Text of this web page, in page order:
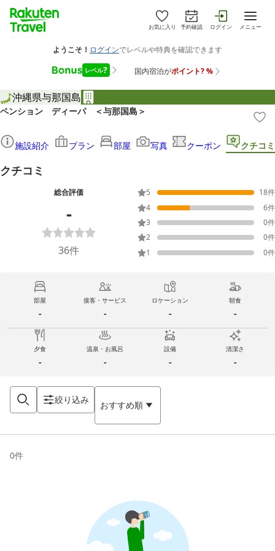
お気に入り 予約確認 ログイン メニュー
沖縄県与那国島
ペンション ディーパ ＜与那国島＞
施設紹介 プラン 部屋 写真 クーポン クチコミ
クチコミ
総合評価
-
36件
5 18件
4
6件
3
0件
2
0件
1
0件
部屋
-
接客・サービス
-
ロケーション
-
朝食
-
夕食
-
温泉・お風呂
-
設備
-
清潔さ
-
絞り込み おすすめ順
0件